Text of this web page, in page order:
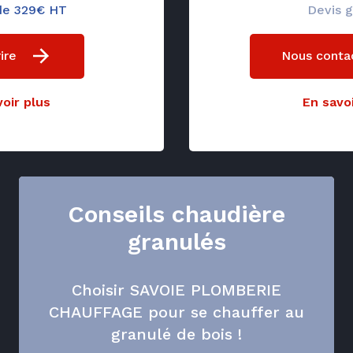
329€ HT
plus
Devis
Nous
En
Conseils chaudière
granulés
Choisir SAVOIE PLOMBERIE
CHAUFFAGE pour se chauffer au
granulé de bois !